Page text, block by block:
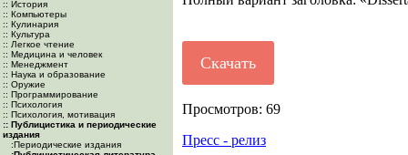
:: История
:: Компьютеры
:: Кулинария
:: Культура
:: Легкое чтение
:: Медицина и человек
:: Менеджмент
:: Наука и образование
:: Оружие
:: Программирование
:: Психология
:: Психология, мотивация
:: Публицистика и периодические
издания
:Периодические издания
Скачать
Просмотров: 69
Пресс - релиз